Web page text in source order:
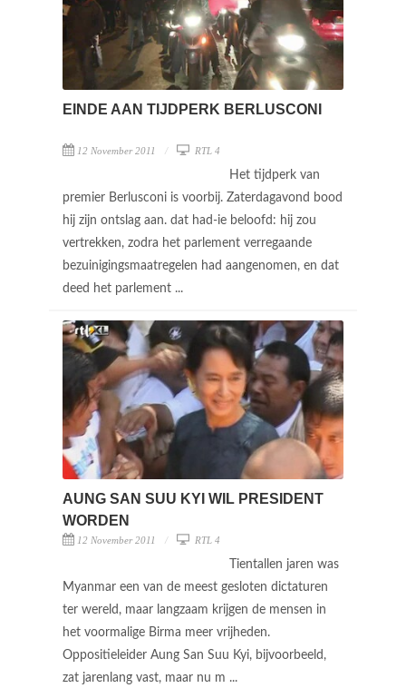
EINDE AAN TIJDPERK BERLUSCONI
12 November 2011 RTL 4
Het tijdperk van
premier Berlusconi is voorbij. Zaterdagavond bood
hij zijn ontslag aan. dat had-ie beloofd: hij zou
vertrekken, zodra het parlement verregaande
bezuinigingsmaatregelen had aangenomen, en dat
deed het parlement ...
AUNG SAN SUU KYI WIL PRESIDENT
WORDEN
12 November 2011 RTL 4
Tientallen jaren was
Myanmar een van de meest gesloten dictaturen
ter wereld, maar langzaam krijgen de mensen in
het voormalige Birma meer vrijheden.
Oppositieleider Aung San Suu Kyi, bijvoorbeeld,
zat jarenlang vast, maar nu m ...